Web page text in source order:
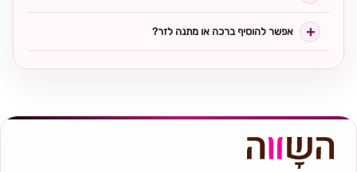
אפשר להוסיף ברכה או מתנה לזר?